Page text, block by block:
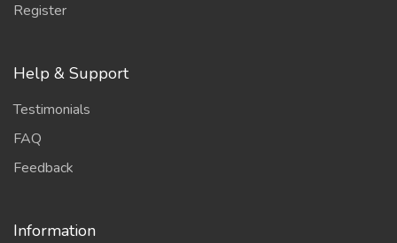
Register
Help & Support
Testimonials
FAQ
Feedback
Information